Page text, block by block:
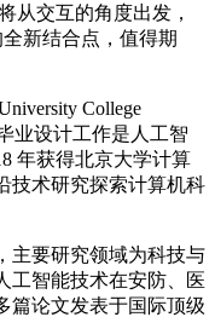
交互的角度出发，
新结合点，值得期
College
业设计工作是人工智
年获得北京大学计算
技术研究探索计算机科
要研究领域为科技与
工智能技术在安防、医
篇论文发表于国际顶级